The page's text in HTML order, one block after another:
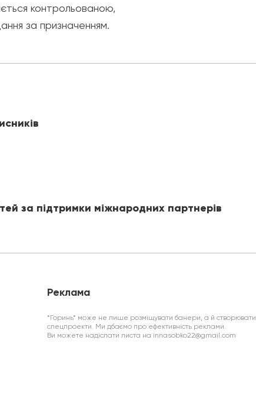
контрольованою,
за призначенням.
за підтримки міжнародних партнерів
Реклама
*Горинь* може не лише розміщувати банери, а й створювати
спецпроекти. Ми дбаємо про ефективність реклами.
Ви можете надіслати листа на innasobko22@gmail.com